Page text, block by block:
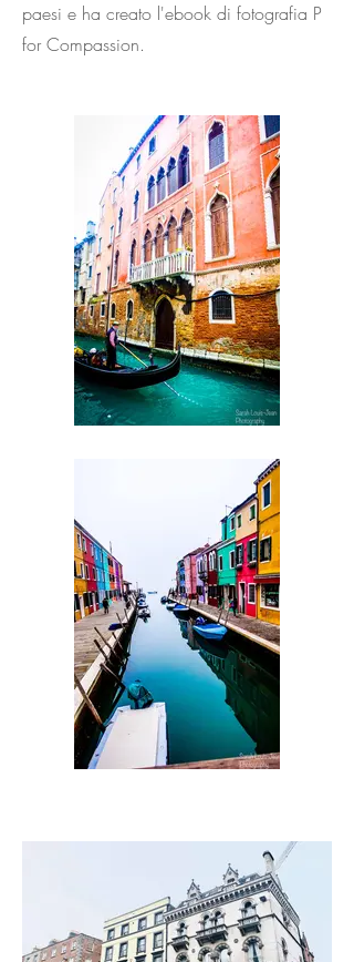
paesi e ha creato l'ebook di fotografia P
for Compassion.